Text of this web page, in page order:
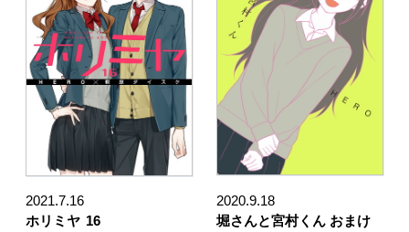
2021.7.16
ホリミヤ 16
2020.9.18
堀さんと宮村くん おまけ